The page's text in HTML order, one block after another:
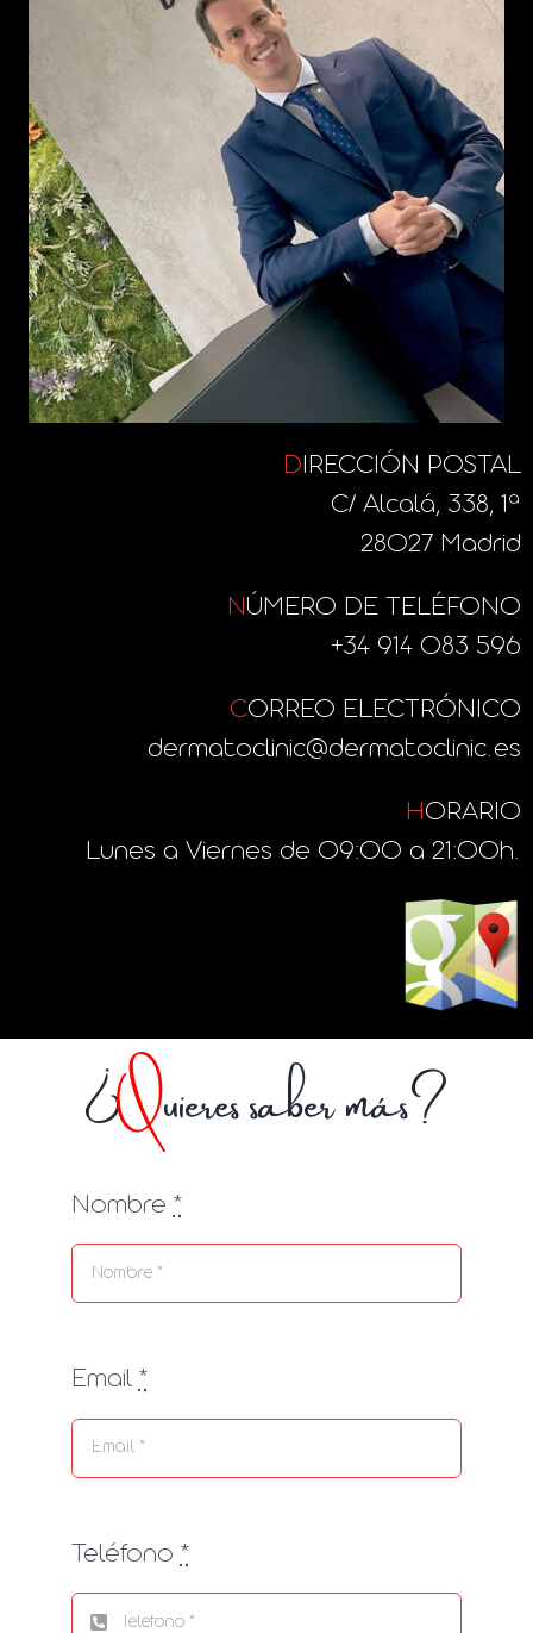
D IRECCIÓN POSTAL
C/ Alcalá, 338, 1ª
28027 Madrid
NÚMERO DE TELÉFONO
+34 914 083 596
CORREO ELECTRÓNICO
dermatoclinic@dermatoclinic.es
H ORARIO
Lunes a Viernes de 09:00 a 21:00h.
¿Quieres saber más?
Nombre *
Email *
Teléfono *